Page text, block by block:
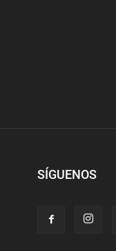
SÍGUENOS